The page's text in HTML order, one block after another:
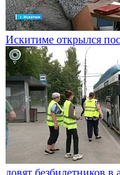
Искитиме открылся
ловят безбилетников в